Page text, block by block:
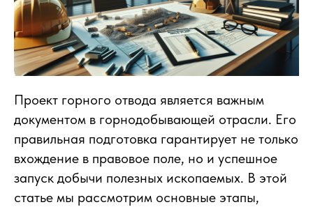
Проект горного отвода является важным
документом в горнодобывающей отрасли. Его
правильная подготовка гарантирует не только
вхождение в правовое поле, но и успешное
запуск добычи полезных ископаемых. В этой
статье мы рассмотрим основные этапы,